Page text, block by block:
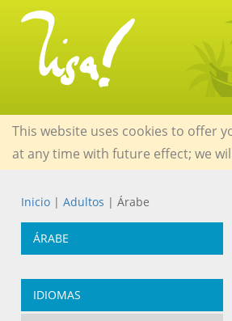
This website uses cookies to offer
at any time with future effect; we
Inicio| Adultos | Árabe
ÁRABE
IDIOMAS